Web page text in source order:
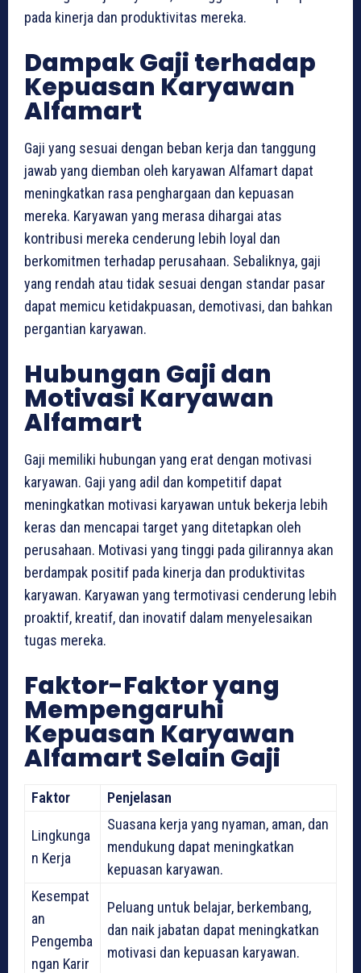
pada kinerja dan produktivitas mereka.
Dampak Gaji terhadap
Kepuasan Karyawan
Alfamart
Gaji yang sesuai dengan beban kerja dan tanggung
jawab yang diemban oleh karyawan Alfamart dapat
meningkatkan rasa penghargaan dan kepuasan
mereka. Karyawan yang merasa dihargai atas
kontribusi mereka cenderung lebih loyal dan
berkomitmen terhadap perusahaan. Sebaliknya, gaji
yang rendah atau tidak sesuai dengan standar pasar
dapat memicu ketidakpuasan, demotivasi, dan bahkan
pergantian karyawan.
Hubungan Gaji dan
Motivasi Karyawan
Alfamart
Gaji memiliki hubungan yang erat dengan motivasi
karyawan. Gaji yang adil dan kompetitif dapat
meningkatkan motivasi karyawan untuk bekerja lebih
keras dan mencapai target yang ditetapkan oleh
perusahaan. Motivasi yang tinggi pada gilirannya akan
berdampak positif pada kinerja dan produktivitas
karyawan. Karyawan yang termotivasi cenderung lebih
proaktif, kreatif, dan inovatif dalam menyelesaikan
tugas mereka.
Faktor-Faktor yang
Mempengaruhi
Kepuasan Karyawan
Alfamart Selain Gaji
Faktor Penjelasan
Lingkunga
n Kerja
Suasana kerja yang nyaman, aman, dan
mendukung dapat meningkatkan
kepuasan karyawan.
Kesempat
an
Pengemba
ngan Karir
Peluang untuk belajar, berkembang,
dan naik jabatan dapat meningkatkan
motivasi dan kepuasan karyawan.